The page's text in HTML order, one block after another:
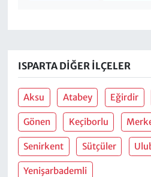
ISPARTA DIĞER İLÇELER
Aksu Atabey Eğirdir
Gönen Keçiborlu
Senirkent Sütçüler
Yenişarbademli